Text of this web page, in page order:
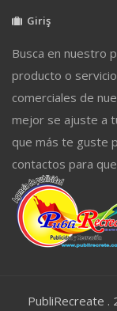
Giriş
Busca en nuestro
producto o
comerciales de
mejor se ajuste a
que más te guste
contactos para
PubliRecreate .